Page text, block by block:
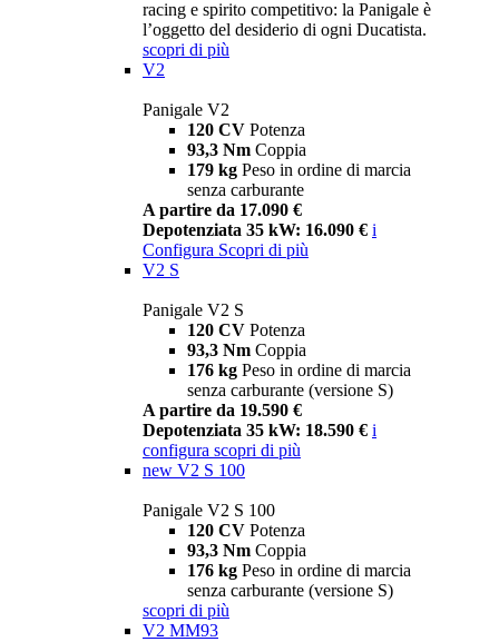
racing e spirito competitivo: la Panigale è
l’oggetto del desiderio di ogni Ducatista.
scopri di più
V2
Panigale V2
120 CV Potenza
93,3 Nm Coppia
179 kg Peso in ordine di marcia
senza carburante
A partire da 17.090 €
Depotenziata 35 kW: 16.090 € i
Configura Scopri di più
V2 S
Panigale V2 S
120 CV Potenza
93,3 Nm Coppia
176 kg Peso in ordine di marcia
senza carburante (versione S)
A partire da 19.590 €
Depotenziata 35 kW: 18.590 € i
configura scopri di più
new V2 S 100
Panigale V2 S 100
120 CV Potenza
93,3 Nm Coppia
176 kg Peso in ordine di marcia
senza carburante (versione S)
scopri di più
V2 MM93